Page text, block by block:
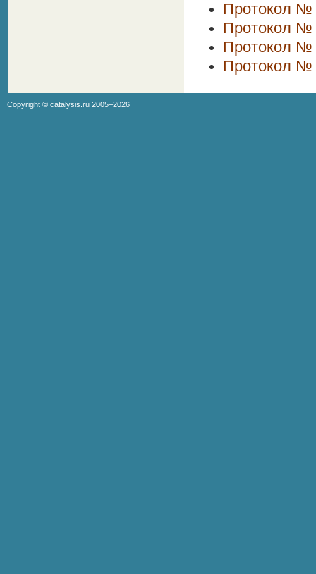
Протокол №
Протокол №
Протокол №
Протокол №
Copyright © catalysis.ru 2005–2026